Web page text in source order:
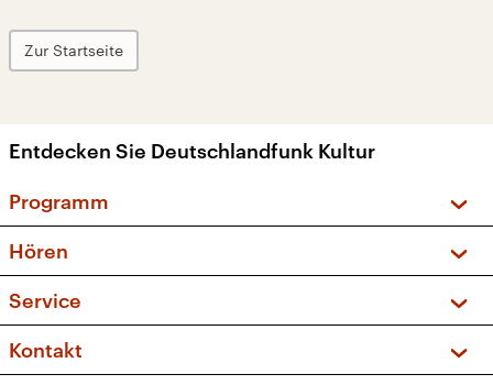
Zur Startseite
Entdecken Sie Deutschlandfunk Kultur
Programm
Sendungen und Podcasts
Musikliste
Kakadu – Das Kinderprogramm
Hören
Frequenzen (UKW + DAB+)
Service
FAQ
Apps
Kontakt